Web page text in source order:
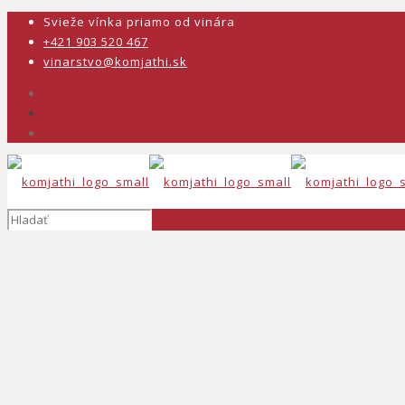
Svieže vínka priamo od vinára
+421 903 520 467
vinarstvo@komjathi.sk